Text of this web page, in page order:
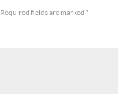
Required fields are marked *